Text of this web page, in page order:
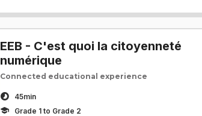
EEB - C'est quoi la citoyenneté
numérique
Connected educational experience
45min
Grade 1 to Grade 2